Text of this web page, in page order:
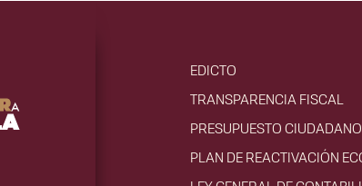
EDICTO
TRANSPARENCIA FISCAL
PRESUPUESTO CIUDADANO
PLAN DE REACTIVACIÓN